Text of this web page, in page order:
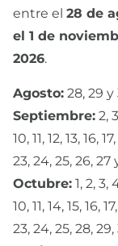
entre el 28 de
el 1 de
2026.
Agosto: 28, 29 y
Septiembre: 2,
10, 11, 12, 13, 16,
23, 24, 25, 26, 27
Octubre: 1, 2, 3,
10, 11, 14, 15, 16,
23, 24, 25, 28, 29,